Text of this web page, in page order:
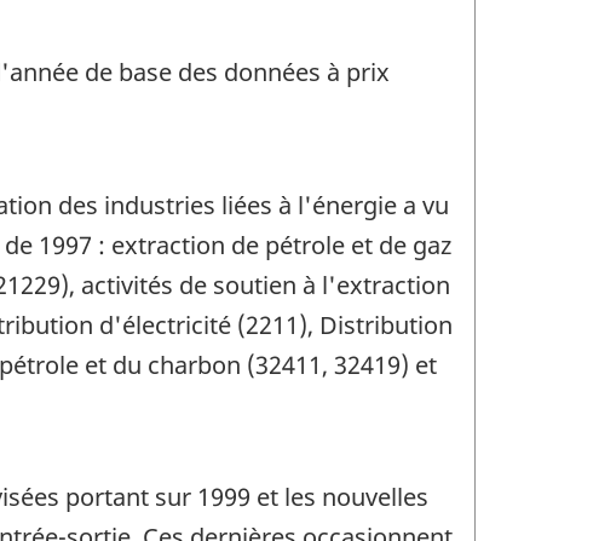
de base des données à prix
des industries liées à l'énergie a vu
1997 : extraction de pétrole et de gaz
activités de soutien à l'extraction
d'électricité (2211), Distribution
et du charbon (32411, 32419) et
portant sur 1999 et les nouvelles